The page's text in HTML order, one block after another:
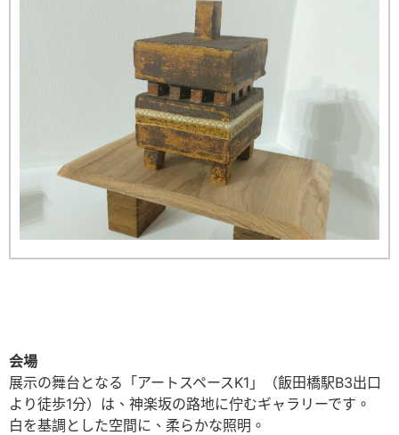
会場
展示の舞台となる「アートスペースK1」（飯田橋駅B3出口
より徒歩1分）は、神楽坂の路地に佇むギャラリーです。
白を基調とした空間に、柔らかな照明。